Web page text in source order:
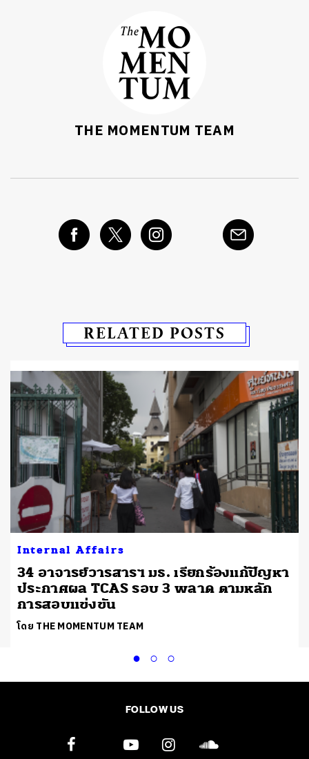
THE MOMENTUM TEAM
RELATED POSTS
Internal Affairs
34 อาจารย์วารสารฯ มธ. เรียกร้องแก้ปัญหา
ประกาศผล TCAS รอบ 3 พลาด ตามหลัก
การสอบแข่งขัน
โดย THE MOMENTUM TEAM
FOLLOW US